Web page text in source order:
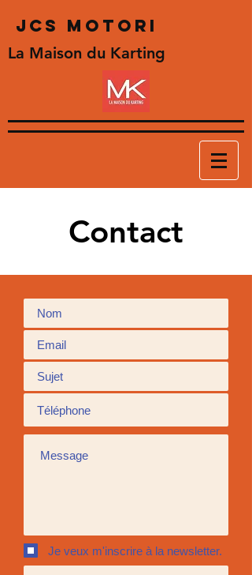
JCS MotorI
La Maison du Karting
Contact
Je veux m'inscrire à la newsletter.